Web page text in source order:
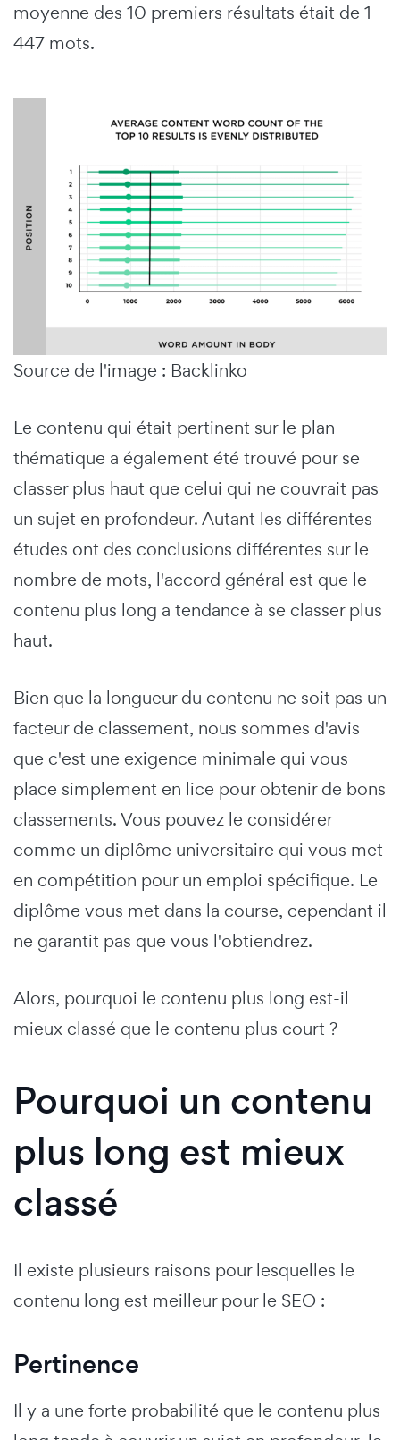
moyenne des 10 premiers résultats était de 1
447 mots.
Source de l'image : Backlinko
Le contenu qui était pertinent sur le plan
thématique a également été trouvé pour se
classer plus haut que celui qui ne couvrait pas
un sujet en profondeur. Autant les différentes
études ont des conclusions différentes sur le
nombre de mots, l'accord général est que le
contenu plus long a tendance à se classer plus
haut.
Bien que la longueur du contenu ne soit pas un
facteur de classement, nous sommes d'avis
que c'est une exigence minimale qui vous
place simplement en lice pour obtenir de bons
classements. Vous pouvez le considérer
comme un diplôme universitaire qui vous met
en compétition pour un emploi spécifique. Le
diplôme vous met dans la course, cependant il
ne garantit pas que vous l'obtiendrez.
Alors, pourquoi le contenu plus long est-il
mieux classé que le contenu plus court ?
Pourquoi un contenu
plus long est mieux
classé
Il existe plusieurs raisons pour lesquelles le
contenu long est meilleur pour le SEO :
Pertinence
Il y a une forte probabilité que le contenu plus